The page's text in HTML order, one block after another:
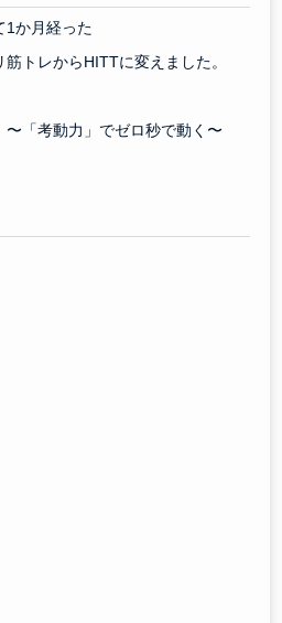
1か月経った
トレからHITTに変えました。
〜「考動力」でゼロ秒で動く〜